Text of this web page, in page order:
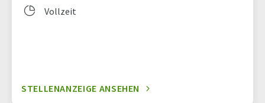
Vollzeit
STELLENANZEIGE ANSEHEN